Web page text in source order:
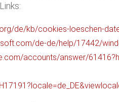
de/kb/cookies-loeschen-
de-de/help/17442/
accounts/answer/